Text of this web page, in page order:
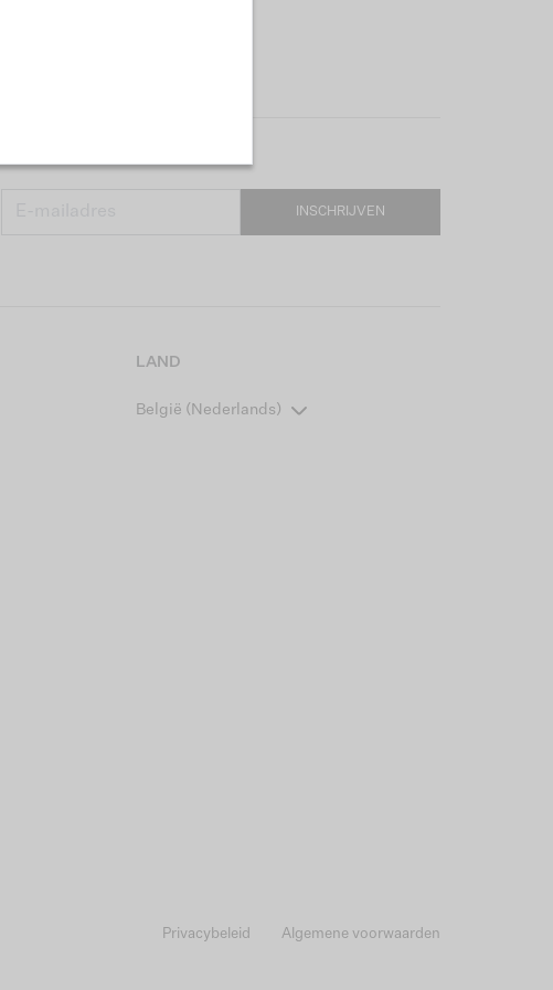
INSCHRIJVEN
LAND
België (Nederlands)
Privacybeleid Algemene voorwaarden